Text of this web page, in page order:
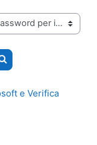
Cerca corsi
e Verifica